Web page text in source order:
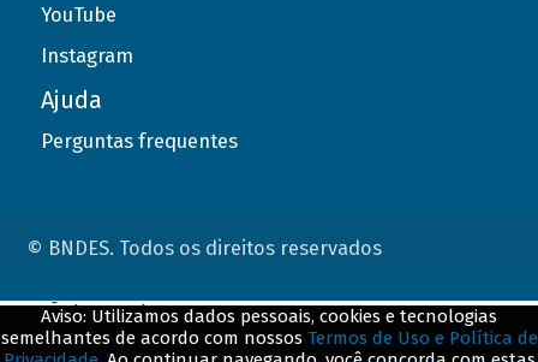
YouTube
Instagram
Ajuda
Perguntas frequentes
© BNDES. Todos os direitos reservados
Aviso: Utilizamos dados pessoais, cookies e tecnologias
semelhantes de acordo com nossos Termos de Uso e Política de
ConteÃºdo complementar
${title}${badge}